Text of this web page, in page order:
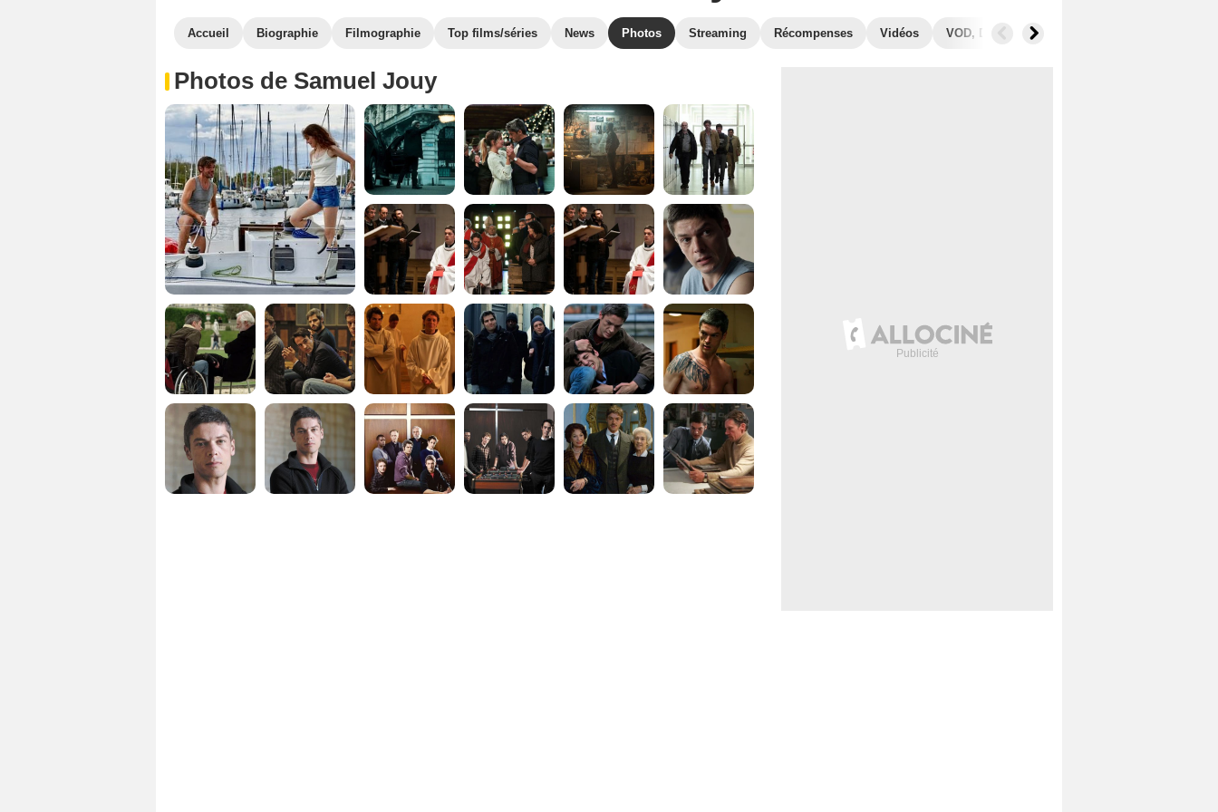
Accueil Biographie Filmographie Top films/séries News Photos Streaming Récompenses Vidéos VOD, DVD
Photos de Samuel Jouy